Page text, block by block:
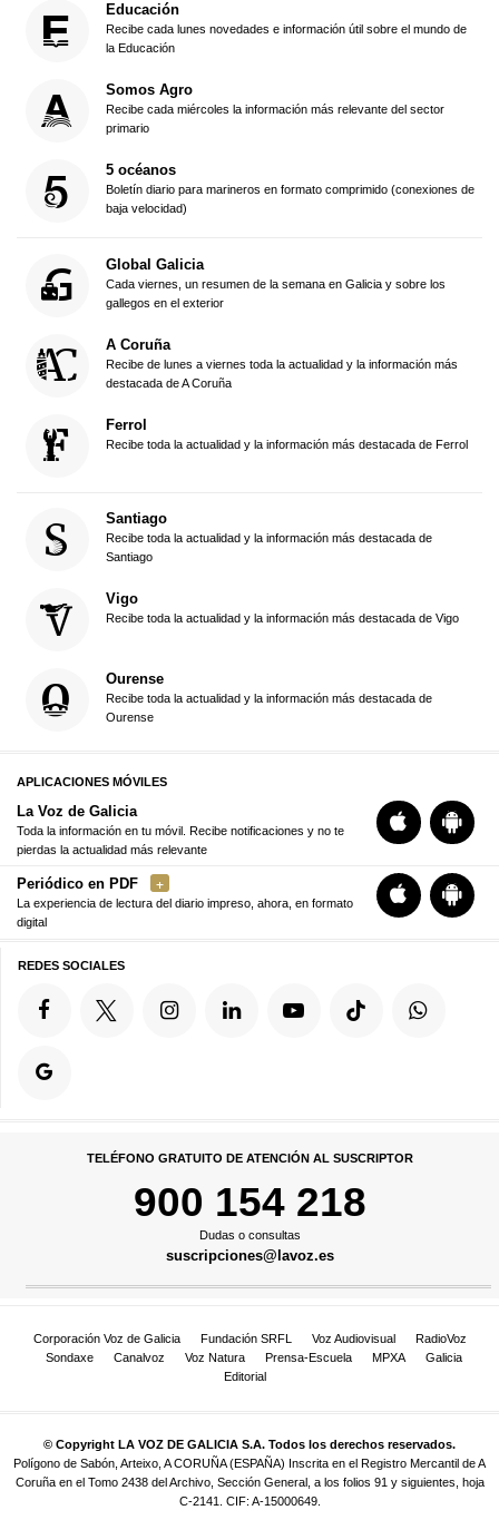
Educación
Recibe cada lunes novedades e información útil sobre el mundo de
la Educación
Somos Agro
Recibe cada miércoles la información más relevante del sector
primario
5 océanos
Boletín diario para marineros en formato comprimido (conexiones de
baja velocidad)
Global Galicia
Cada viernes, un resumen de la semana en Galicia y sobre los
gallegos en el exterior
A Coruña
Recibe de lunes a viernes toda la actualidad y la información más
destacada de A Coruña
Ferrol
Recibe toda la actualidad y la información más destacada de Ferrol
Santiago
Recibe toda la actualidad y la información más destacada de
Santiago
Vigo
Recibe toda la actualidad y la información más destacada de Vigo
Ourense
Recibe toda la actualidad y la información más destacada de
Ourense
APLICACIONES MÓVILES
La Voz de Galicia
Toda la información en tu móvil. Recibe notificaciones y no te
pierdas la actualidad más relevante
Periódico en PDF
La experiencia de lectura del diario impreso, ahora, en formato
digital
REDES SOCIALES
TELÉFONO GRATUITO DE ATENCIÓN AL SUSCRIPTOR
900 154 218
Dudas o consultas
suscripciones@lavoz.es
Corporación Voz de Galicia Fundación SRFL Voz Audiovisual
RadioVoz
Sondaxe
Canalvoz Voz Natura Prensa-Escuela MPXA
Galicia
Editorial
© Copyright LA VOZ DE GALICIA S.A. Todos los derechos reservados.
Polígono de Sabón, Arteixo, A CORUÑA (ESPAÑA) Inscrita en el Registro Mercantil de A
Coruña en el Tomo 2438 del Archivo, Sección General, a los folios 91 y siguientes, hoja
C-2141. CIF: A-15000649.